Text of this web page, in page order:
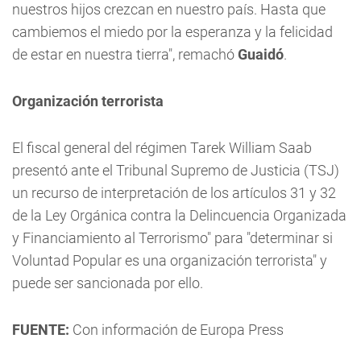
nuestros hijos crezcan en nuestro país. Hasta que
cambiemos el miedo por la esperanza y la felicidad
de estar en nuestra tierra", remachóGuaidó.
Organización terrorista
El fiscal general del régimen Tarek William Saab
presentó ante el Tribunal Supremo de Justicia (TSJ)
un recurso de interpretación de los artículos 31 y 32
de la Ley Orgánica contra la Delincuencia Organizada
y Financiamiento al Terrorismo" para "determinar si
Voluntad Popular es una organización terrorista" y
puede ser sancionada por ello.
FUENTE: Con información de Europa Press